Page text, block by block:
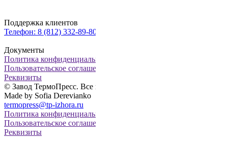
Поддержка клиентов
Телефон: 8 (812) 332-89-80, факс: 8 (812) 322-82-28
Документы
Политика конфиденциальности
Пользовательское соглашение
Реквизиты
© Завод ТермоПресс. Все права сайта защищены
Made by Sofia Derevianko
termopress@tp-izhora.ru
Политика конфиденциальности
Пользовательское соглашение
Реквизиты